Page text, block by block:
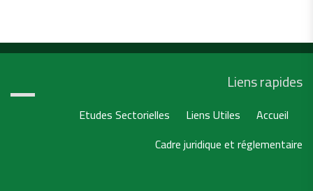
Liens rapides
Accueil
Liens Utiles
Etudes Sectorielles
Cadre juridique et réglementaire